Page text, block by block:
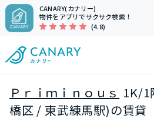
CANARY(カナリー)
物件をアプリでサクサク検索！
(4.8)
Ｐｒｉｍｉｎｏｕｓ 1K/1
橋区 / 東武練馬駅)の賃貸